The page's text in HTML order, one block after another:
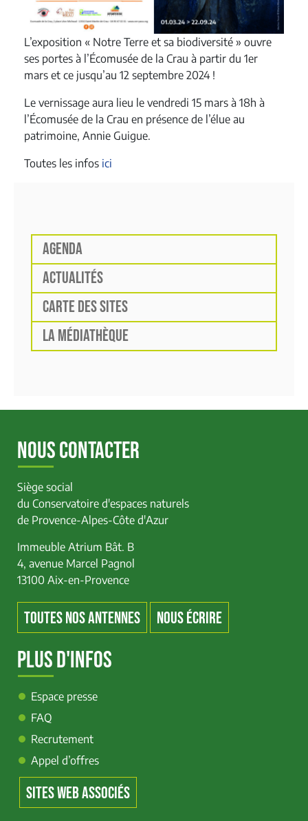
L’exposition « Notre Terre et sa biodiversité » ouvre
ses portes à l’Écomusée de la Crau à partir du 1er
mars et ce jusqu’au 12 septembre 2024 !
Le vernissage aura lieu le vendredi 15 mars à 18h à
l’Écomusée de la Crau en présence de l’élue au
patrimoine, Annie Guigue.
Toutes les infos ici
AGENDA
ACTUALITÉS
CARTE DES SITES
LA MÉDIATHÈQUE
NOUS CONTACTER
Siège social
du Conservatoire d'espaces naturels
de Provence-Alpes-Côte d'Azur
Immeuble Atrium Bât. B
4, avenue Marcel Pagnol
13100 Aix-en-Provence
TOUTES NOS ANTENNES NOUS ÉCRIRE
PLUS D'INFOS
Espace presse
FAQ
Recrutement
Appel d’offres
SITES WEB ASSOCIÉS